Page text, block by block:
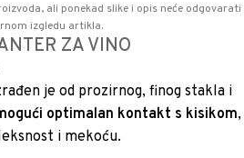
ali ponekad slike i opis neće odgovarati
izgledu artikla.
ZA VINO
je od prozirnog, finog stakla i
optimalan kontakt s kisikom,
i mekoću.